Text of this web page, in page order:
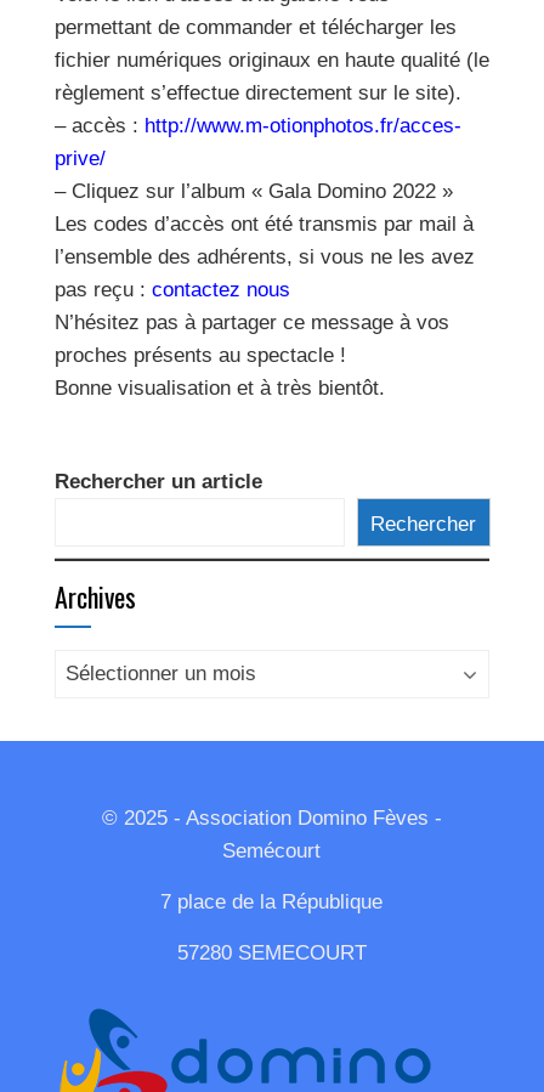
permettant de commander et télécharger les
fichier numériques originaux en haute qualité (le
règlement s’effectue directement sur le site).
– accès : http://www.m-otionphotos.fr/acces-
prive/
– Cliquez sur l’album « Gala Domino 2022 »
Les codes d’accès ont été transmis par mail à
l’ensemble des adhérents, si vous ne les avez
pas reçu : contactez nous
N’hésitez pas à partager ce message à vos
proches présents au spectacle !
Bonne visualisation et à très bientôt.
Rechercher un article
Rechercher
Archives
Archives
© 2025 - Association Domino Fèves -
Semécourt
7 place de la République
57280 SEMECOURT